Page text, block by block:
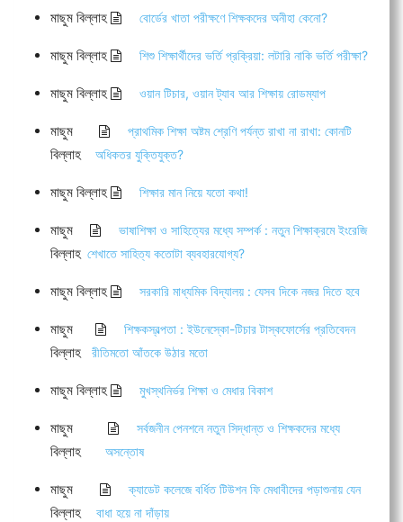
মাছুম বিল্লাহ বোর্ডের খাতা পরীক্ষণে শিক্ষকদের অনীহা কেনো?
মাছুম বিল্লাহ শিশু শিক্ষার্থীদের ভর্তি প্রক্রিয়া: লটারি নাকি ভর্তি পরীক্ষা?
মাছুম বিল্লাহ ওয়ান টিচার, ওয়ান ট্যাব আর শিক্ষায় রোডম্যাপ
মাছুম
বিল্লাহ
প্রাথমিক শিক্ষা অষ্টম শ্রেণি পর্যন্ত রাখা না রাখা: কোনটি
অধিকতর যুক্তিযুক্ত?
মাছুম বিল্লাহ শিক্ষার মান নিয়ে যতো কথা!
মাছুম
বিল্লাহ
ভাষাশিক্ষা ও সাহিত্যের মধ্যে সম্পর্ক : নতুন শিক্ষাক্রমে ইংরেজি
শেখাতে সাহিত্য কতোটা ব্যবহারযোগ্য?
মাছুম বিল্লাহ সরকারি মাধ্যমিক বিদ্যালয় : যেসব দিকে নজর দিতে হবে
মাছুম
বিল্লাহ
শিক্ষকস্বল্পতা : ইউনেস্কো-টিচার টাস্কফোর্সের প্রতিবেদন
রীতিমতো আঁতকে উঠার মতো
মাছুম বিল্লাহ মুখস্থনির্ভর শিক্ষা ও মেধার বিকাশ
মাছুম
বিল্লাহ
সর্বজনীন পেনশনে নতুন সিদ্ধান্ত ও শিক্ষকদের মধ্যে
অসন্তোষ
মাছুম
বিল্লাহ
ক্যাডেট কলেজে বর্ধিত টিউশন ফি মেধাবীদের পড়াশুনায় যেন
বাধা হয়ে না দাঁড়ায়